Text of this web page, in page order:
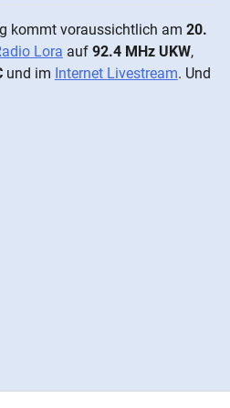
kommt vor­aus­sicht­lich am 20.
Lora auf 92.4 MHz UKW,
und im Internet Livestream. Und